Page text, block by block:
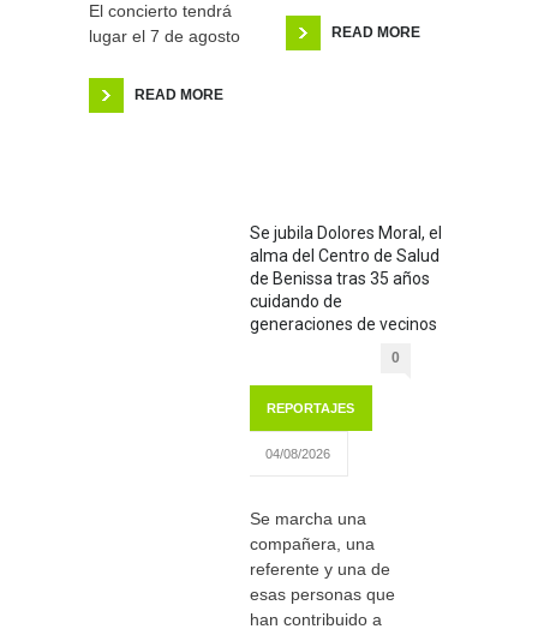
El concierto tendrá
lugar el 7 de agosto
READ MORE
READ MORE
Se jubila Dolores Moral, el
alma del Centro de Salud
de Benissa tras 35 años
cuidando de
generaciones de vecinos
0
REPORTAJES
04/08/2026
Se marcha una
compañera, una
referente y una de
esas personas que
han contribuido a